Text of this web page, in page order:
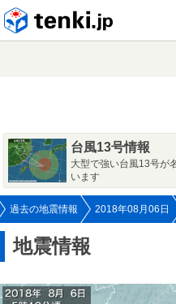
台風13号情報
大型で強い台風13号が
います
過去の地震情報 2018年08月06日
地震情報